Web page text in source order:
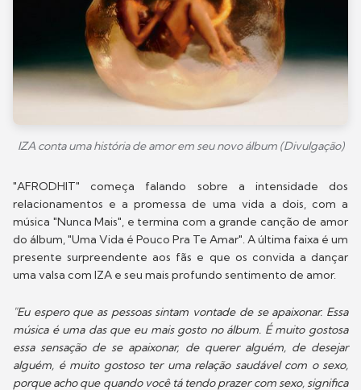
IZA conta uma história de amor em seu novo álbum (Divulgação)
"AFRODHIT" começa falando sobre a intensidade dos
relacionamentos e a promessa de uma vida a dois, com a
música "Nunca Mais", e termina com a grande canção de amor
do álbum, "Uma Vida é Pouco Pra Te Amar". A última faixa é um
presente surpreendente aos fãs e que os convida a dançar
uma valsa com IZA e seu mais profundo sentimento de amor.
"Eu espero que as pessoas sintam vontade de se apaixonar. Essa
música é uma das que eu mais gosto no álbum. É muito gostosa
essa sensação de se apaixonar, de querer alguém, de desejar
alguém, é muito gostoso ter uma relação saudável com o sexo,
porque acho que quando você tá tendo prazer com sexo, significa